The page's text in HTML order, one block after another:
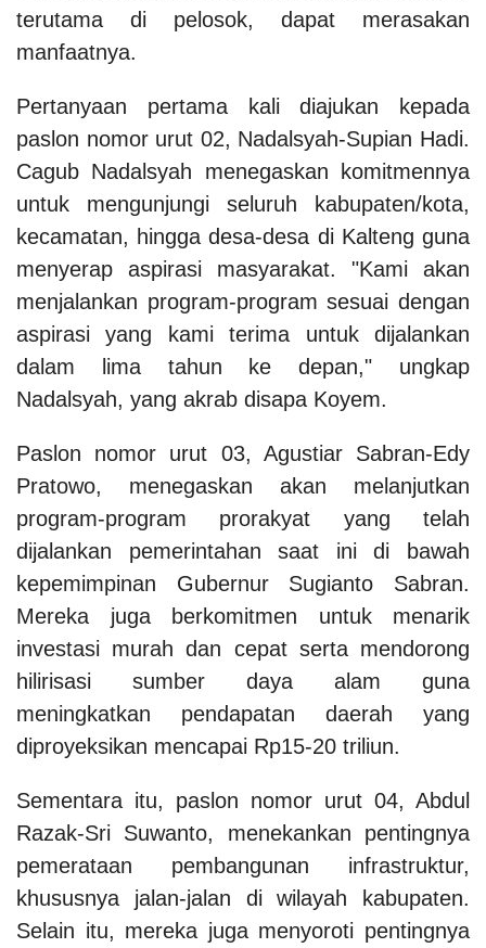
terutama di pelosok, dapat merasakan
manfaatnya.
Pertanyaan pertama kali diajukan kepada
paslon nomor urut 02, Nadalsyah-Supian Hadi.
Cagub Nadalsyah menegaskan komitmennya
untuk mengunjungi seluruh kabupaten/kota,
kecamatan, hingga desa-desa di Kalteng guna
menyerap aspirasi masyarakat. "Kami akan
menjalankan program-program sesuai dengan
aspirasi yang kami terima untuk dijalankan
dalam lima tahun ke depan," ungkap
Nadalsyah, yang akrab disapa Koyem.
Paslon nomor urut 03, Agustiar Sabran-Edy
Pratowo, menegaskan akan melanjutkan
program-program prorakyat yang telah
dijalankan pemerintahan saat ini di bawah
kepemimpinan Gubernur Sugianto Sabran.
Mereka juga berkomitmen untuk menarik
investasi murah dan cepat serta mendorong
hilirisasi sumber daya alam guna
meningkatkan pendapatan daerah yang
diproyeksikan mencapai Rp15-20 triliun.
Sementara itu, paslon nomor urut 04, Abdul
Razak-Sri Suwanto, menekankan pentingnya
pemerataan pembangunan infrastruktur,
khususnya jalan-jalan di wilayah kabupaten.
Selain itu, mereka juga menyoroti pentingnya